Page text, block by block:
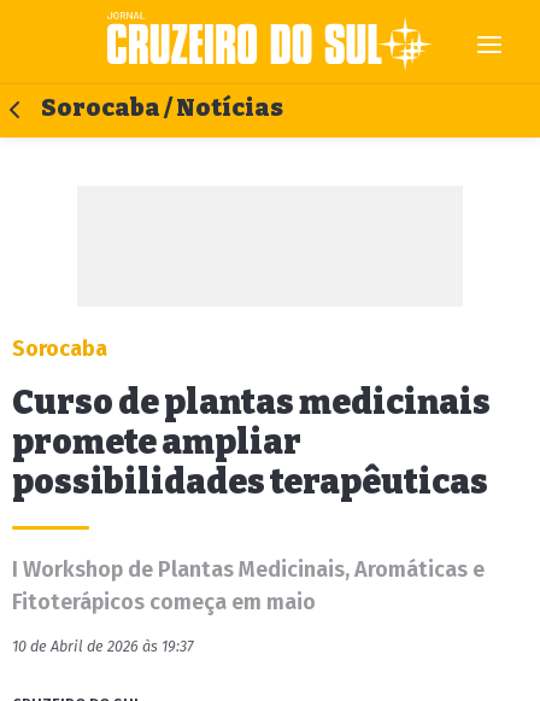
Sorocaba / Notícias
Sorocaba
Curso de plantas medicinais
promete ampliar
possibilidades terapêuticas
I Workshop de Plantas Medicinais, Aromáticas e
Fitoterápicos começa em maio
10 de Abril de 2026 às 19:37